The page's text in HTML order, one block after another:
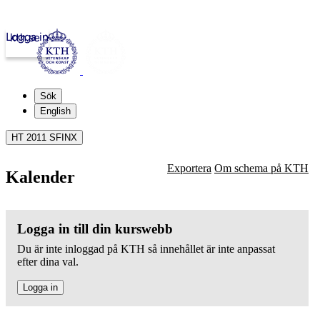
kth.se
Logga in
Sök
English
HT 2011 SFINX
Kalender Exportera Om schema på KTH
Logga in till din kurswebb
Du är inte inloggad på KTH så innehållet är inte anpassat
efter dina val.
Logga in